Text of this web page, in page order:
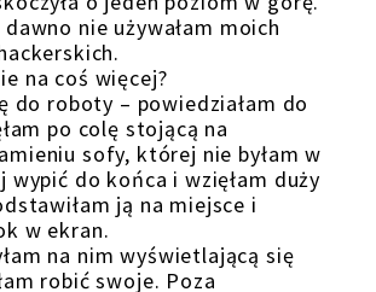
dawno nie używałam moich
na coś więcej?
do roboty – powiedziałam do
po colę stojącą na
sofy, której nie byłam w
wypić do końca i wzięłam duży
ją na miejsce i
w ekran.
na nim wyświetlającą się
robić swoje. Poza